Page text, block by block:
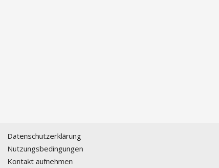
Datenschutzerklärung
Nutzungsbedingungen
Kontakt aufnehmen